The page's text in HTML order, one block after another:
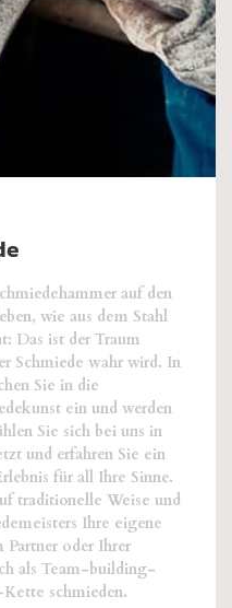
auf den
wie aus dem Stahl
Das ist der Traum
Schmiede wahr wird. In
Sie in die
ein und werden
Sie sich bei uns in
und erfahren Sie ein
für all Ihre Sinne.
traditionelle Weise und
Ihre eigene
oder Ihrer
als Team-building-
schmieden.